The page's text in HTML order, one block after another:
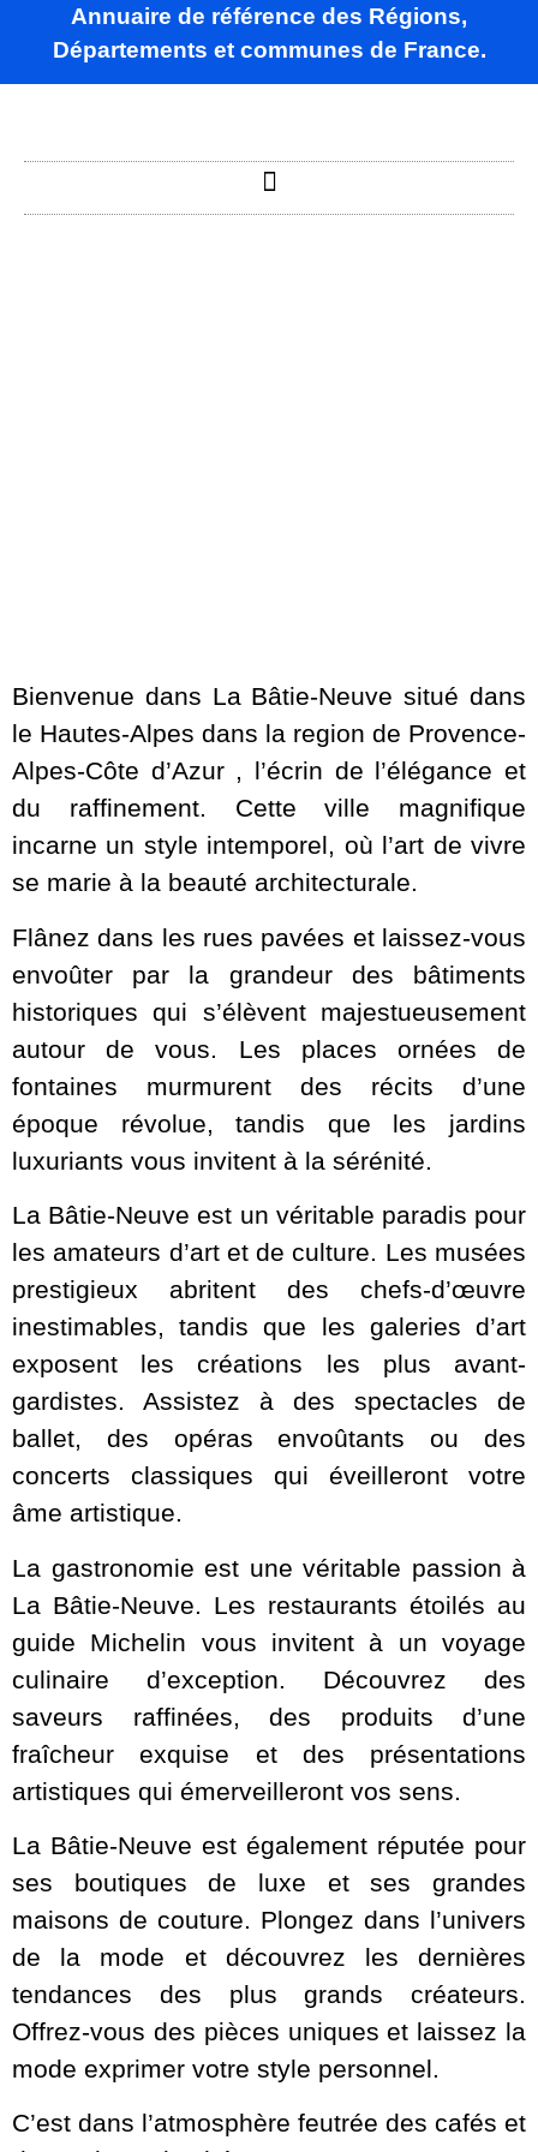
Annuaire de référence des Régions,
Départements et communes de France.
Bienvenue dans La Bâtie-Neuve situé dans
le Hautes-Alpes dans la region de Provence-
Alpes-Côte d’Azur , l’écrin de l’élégance et
du raffinement. Cette ville magnifique
incarne un style intemporel, où l’art de vivre
se marie à la beauté architecturale.
Flânez dans les rues pavées et laissez-vous
envoûter par la grandeur des bâtiments
historiques qui s’élèvent majestueusement
autour de vous. Les places ornées de
fontaines murmurent des récits d’une
époque révolue, tandis que les jardins
luxuriants vous invitent à la sérénité.
La Bâtie-Neuve est un véritable paradis pour
les amateurs d’art et de culture. Les musées
prestigieux abritent des chefs-d’œuvre
inestimables, tandis que les galeries d’art
exposent les créations les plus avant-
gardistes. Assistez à des spectacles de
ballet, des opéras envoûtants ou des
concerts classiques qui éveilleront votre
âme artistique.
La gastronomie est une véritable passion à
La Bâtie-Neuve. Les restaurants étoilés au
guide Michelin vous invitent à un voyage
culinaire d’exception. Découvrez des
saveurs raffinées, des produits d’une
fraîcheur exquise et des présentations
artistiques qui émerveilleront vos sens.
La Bâtie-Neuve est également réputée pour
ses boutiques de luxe et ses grandes
maisons de couture. Plongez dans l’univers
de la mode et découvrez les dernières
tendances des plus grands créateurs.
Offrez-vous des pièces uniques et laissez la
mode exprimer votre style personnel.
C’est dans l’atmosphère feutrée des cafés et